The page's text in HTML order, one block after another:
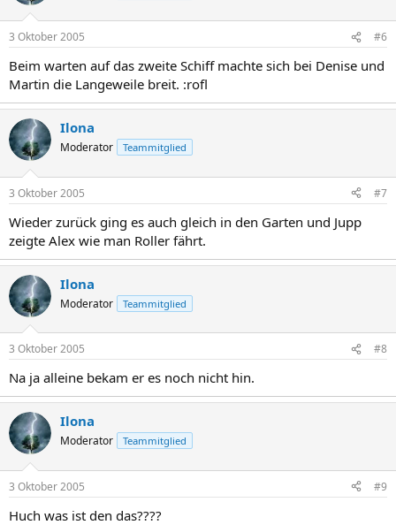
3 Oktober 2005 #6
Beim warten auf das zweite Schiff machte sich bei Denise und
Martin die Langeweile breit. :rofl
Ilona
Moderator Teammitglied
3 Oktober 2005 #7
Wieder zurück ging es auch gleich in den Garten und Jupp
zeigte Alex wie man Roller fährt.
Ilona
Moderator Teammitglied
3 Oktober 2005 #8
Na ja alleine bekam er es noch nicht hin.
Ilona
Moderator Teammitglied
3 Oktober 2005 #9
Huch was ist den das????